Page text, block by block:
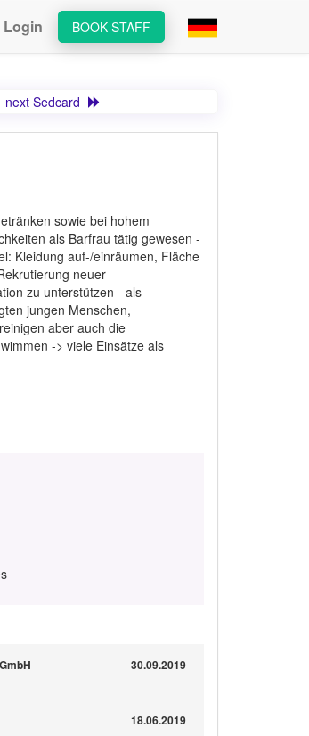
BOOK STAFF
Login
next Sedcard
sowie bei hohem
als Barfrau tätig gewesen -
Kleidung auf-/einräumen, Fläche
neuer
zu unterstützen - als
jungen Menschen,
aber auch die
-> viele Einsätze als
30.09.2019
18.06.2019